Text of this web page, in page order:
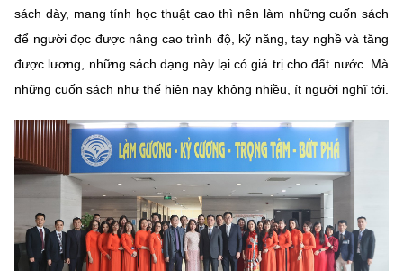
sách dày, mang tính học thuật cao thì nên làm những cuốn sách
để người đọc được nâng cao trình độ, kỹ năng, tay nghề và tăng
được lương, những sách dạng này lại có giá trị cho đất nước. Mà
những cuốn sách như thế hiện nay không nhiều, ít người nghĩ tới.